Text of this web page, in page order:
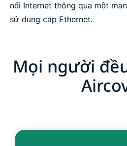
nối Internet thông qua một
sử dụng cáp Ethernet.
Mọi người